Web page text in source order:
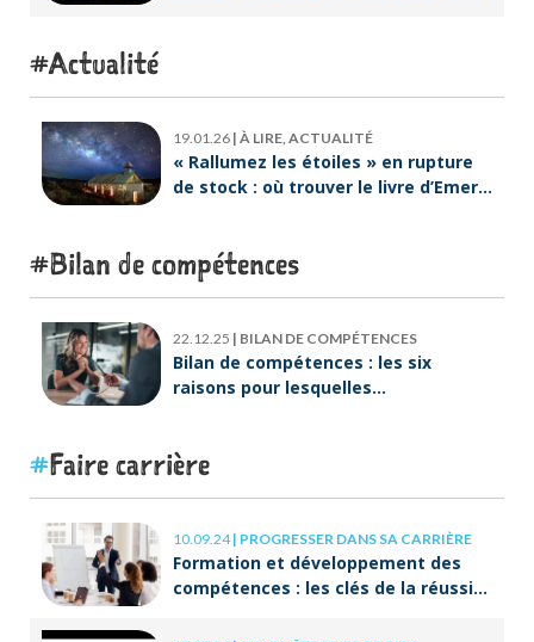
Actualité
19.01.26 | À LIRE, ACTUALITÉ
« Rallumez les étoiles » en rupture
de stock : où trouver le livre d’Emeric
Bilan de compétences
22.12.25 | BILAN DE COMPÉTENCES
Bilan de compétences : les six
raisons pour lesquelles
Faire carrière
10.09.24| PROGRESSER DANS SA CARRIÈRE
Formation et développement des
compétences : les clés de la réussite